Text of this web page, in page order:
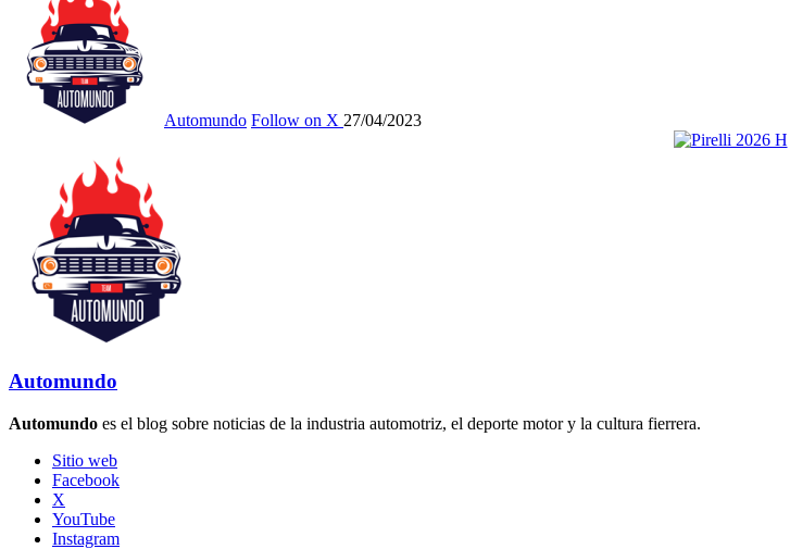
Automundo Follow on X 27/04/2023
Automundo
Automundo es el blog sobre noticias de la industria automotriz, el deporte motor y la cultura fierrera.
Sitio web
Facebook
X
YouTube
Instagram